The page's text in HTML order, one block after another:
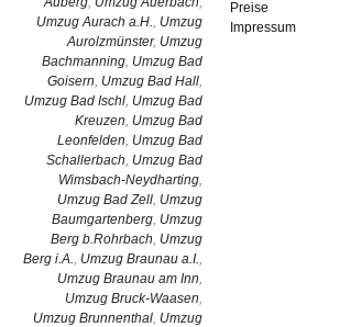
Umzug Aurach a.H., Umzug
Aurolzmünster, Umzug
Bachmanning, Umzug Bad
Goisern, Umzug Bad Hall,
Umzug Bad Ischl, Umzug Bad
Kreuzen, Umzug Bad
Leonfelden, Umzug Bad
Schallerbach, Umzug Bad
Wimsbach-Neydharting,
Umzug Bad Zell, Umzug
Baumgartenberg, Umzug
Berg b.Rohrbach, Umzug
Berg i.A., Umzug Braunau a.I.,
Umzug Braunau am Inn,
Umzug Bruck-Waasen,
Umzug Brunnenthal, Umzug
Preise
Impressum